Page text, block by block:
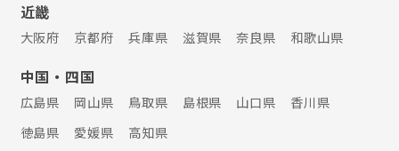
近畿
大阪府 京都府 兵庫県 滋賀県 奈良県 和歌山県
中国・四国
広島県 岡山県 鳥取県 島根県 山口県
香川県
徳島県
愛媛県 高知県